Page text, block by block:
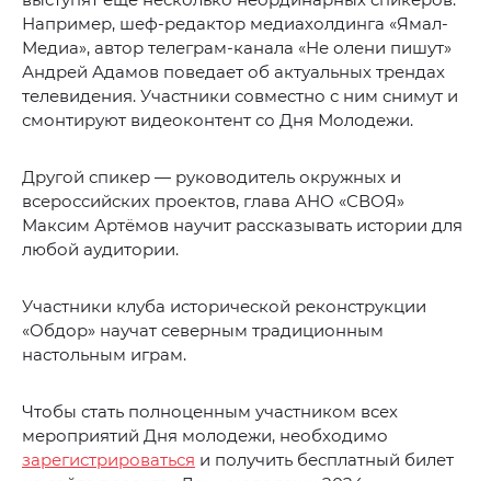
Например, шеф-редактор медиахолдинга «Ямал-
Медиа», автор телеграм-канала «Не олени пишут»
Андрей Адамов поведает об актуальных трендах
телевидения. Участники совместно с ним снимут и
смонтируют видеоконтент со Дня Молодежи.
Другой спикер — руководитель окружных и
всероссийских проектов, глава АНО «СВОЯ»
Максим Артёмов научит рассказывать истории для
любой аудитории.
Участники клуба исторической реконструкции
«Обдор» научат северным традиционным
настольным играм.
Чтобы стать полноценным участником всех
мероприятий Дня молодежи, необходимо
зарегистрироваться и получить бесплатный билет